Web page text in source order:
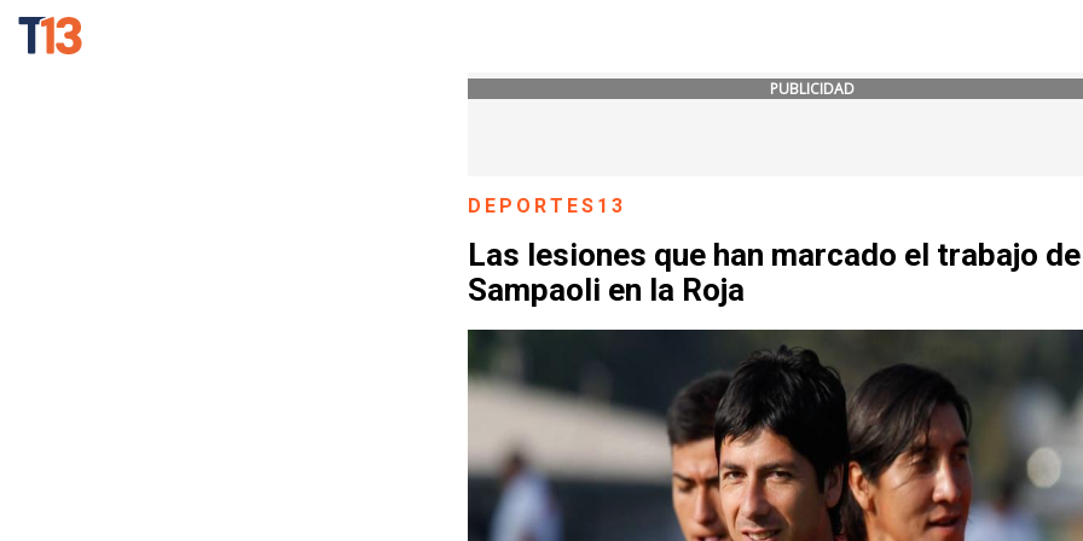
PUBLICIDAD
DEPORTES13
Las lesiones que han marcado el trabajo de
Sampaoli en la Roja